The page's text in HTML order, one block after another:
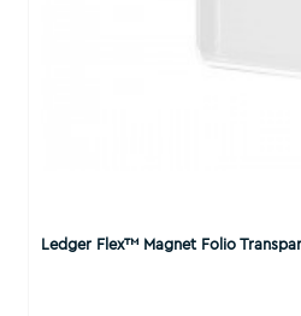
Ledger Flex™ Magnet Folio